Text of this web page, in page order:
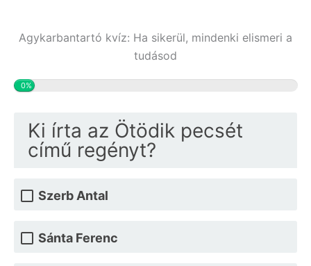
Agykarbantartó kvíz: Ha sikerül, mindenki elismeri a
tudásod
0%
Ki írta az Ötödik pecsét
című regényt?
Szerb Antal
Sánta Ferenc